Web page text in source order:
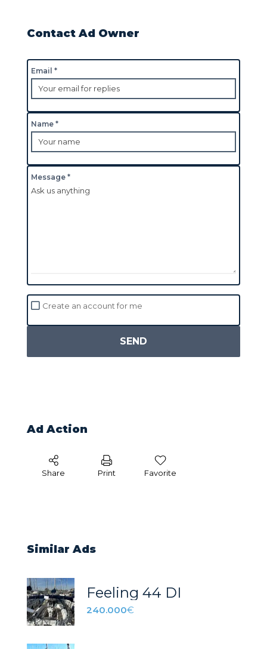
Contact Ad Owner
Email *
Name *
Message *
Create an account for me
SEND
Ad Action
Share Print Favorite
Similar Ads
Feeling 44 DI
240.000€